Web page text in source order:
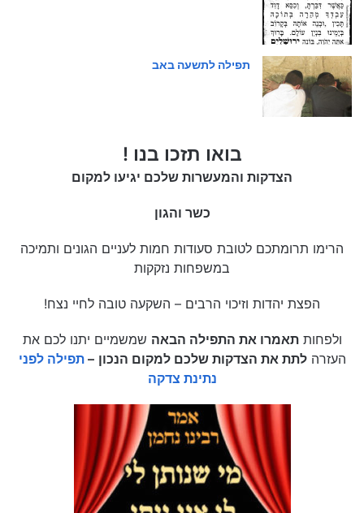
תפילה לתשעה באב
בואו תזכו בנו !
הצדקות והמעשרות שלכם יגיעו למקום
כשר והגון
הרימו תרומתכם לטובת סעודות חמות לעניים הגונים ותמיכה
במשפחות נזקקות
הפצת יהדות וזיכוי הרבים – השקעה טובה לחיי נצח!
ולפחותתאמרו את התפילה הבאה שמשמיים יתנו לכם את
העזרהלתת את הצדקות שלכם למקום הנכון –תפילה לפני
נתינת צדקה